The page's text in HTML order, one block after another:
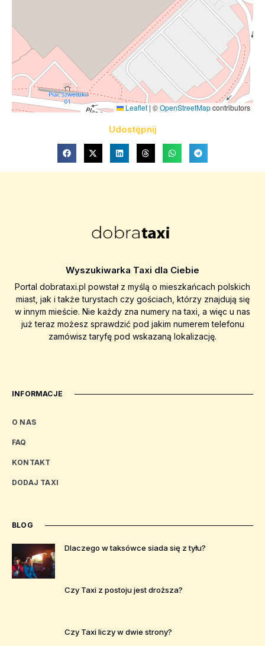
Leaflet |©OpenStreetMapcontributors
Udostępnij
Wyszukiwarka Taxi dla Ciebie
Portal dobrataxi.pl powstał z myślą o mieszkańcach polskich
miast, jak i także turystach czy gościach, którzy znajdują się
w innym mieście. Nie każdy zna numery na taxi, a więc u nas
już teraz możesz sprawdzić pod jakim numerem telefonu
zamówisz taryfę pod wskazaną lokalizację.
INFORMACJE
O NAS
FAQ
KONTAKT
DODAJ TAXI
BLOG
Dlaczego w taksówce siada się z tyłu?
Czy Taxi z postoju jest droższa?
Czy Taxi liczy w dwie strony?